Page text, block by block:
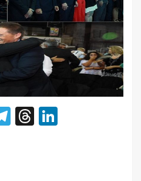
Telegram
Threads